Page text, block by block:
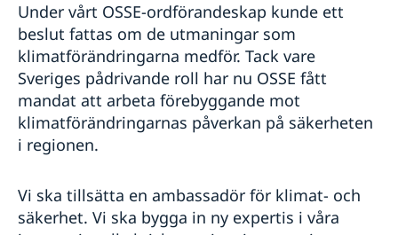
Under vårt OSSE-ordförandeskap kunde ett
beslut fattas om de utmaningar som
klimatförändringarna medför. Tack vare
Sveriges pådrivande roll har nu OSSE fått
mandat att arbeta förebyggande mot
klimatförändringarnas påverkan på säkerheten
i regionen.
Vi ska tillsätta en ambassadör för klimat- och
säkerhet. Vi ska bygga in ny expertis i våra